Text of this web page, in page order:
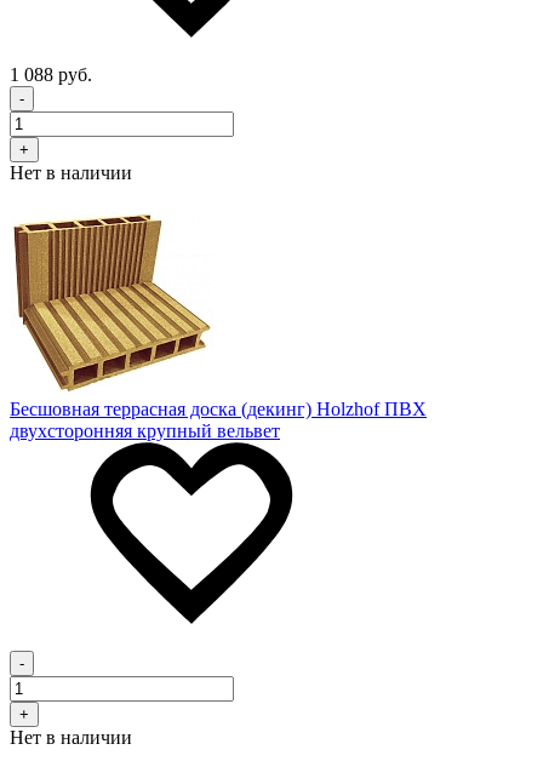
1 088 руб.
-
+
Нет в наличии
Бесшовная террасная доска (декинг) Holzhof ПВХ
двухсторонняя крупный вельвет
-
+
Нет в наличии